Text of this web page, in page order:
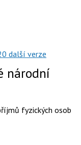
další verze
národní
fyzických osob